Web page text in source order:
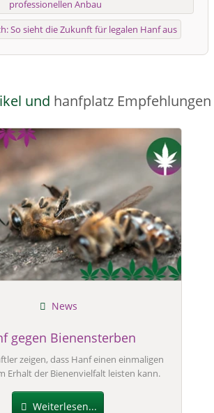
und hanfplatz Empfehlungen
gegen Bienensterben
News
zeigen, dass Hanf einen einmaligen
Erhalt der Bienenvielfalt leisten kann.
Weiterlesen...
professionellen Anbau
So sieht die Zukunft für legalen Hanf aus